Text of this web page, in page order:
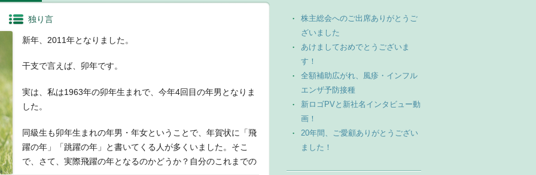
独り言
新年、2011年となりました。
干支で言えば、卯年です。
実は、私は1963年の卯年生まれで、今年4回目の年男となりま
した。
同級生も卯年生まれの年男・年女ということで、年賀状に「飛
躍の年」「跳躍の年」と書いてくる人が多くいました。そこ
で、さて、実際飛躍の年となるのかどうか？自分のこれまでの
株主総会へのご出席ありがとうご
ざいました
あけましておめでとうございま
す！
全額補助広がれ、風疹・インフル
エンザ予防接種
新ロゴPVと新社名インタビュー動
画！
20年間、ご愛顧ありがとうござい
ました！